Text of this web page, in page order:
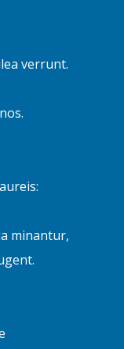
verrunt.
minantur,